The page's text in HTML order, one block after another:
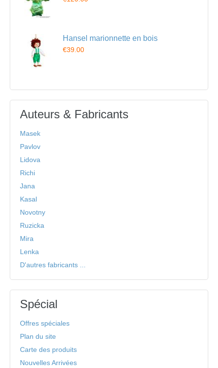
Hansel marionnette en bois
€39.00
Auteurs & Fabricants
Masek
Pavlov
Lidova
Richi
Jana
Kasal
Novotny
Ruzicka
Mira
Lenka
D'autres fabricants ...
Spécial
Offres spéciales
Plan du site
Carte des produits
Nouvelles Arrivées